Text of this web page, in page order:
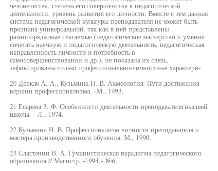
человечества, степень его совершенства в педагогической
деятельности, уровень развития его личности. Вместе с тем данная
система педагогической культуры преподавателя не может быть
признана универсальной, так как в ней представлены
разнопорядковые слагаемые (педагогическое мастерство и умение
сочетать научную и педагогическую деятельность, педагогическая
направленность личности и потребность в
самосовершенствовании и др.), не показана их связь,
зафиксированы только профессионально-личностные характери-
20 Деркач А. А., Кузьмина Н. В. Акмеология: Пути достижения
вершин профессионализма. -М., 1993.
21 Есарева 3. Ф. Особенности деятельности преподавателя высшей
школы. - Л., 1974.
22 Кузьмина Н. В. Профессионализм личности преподавателя и
мастера производственного обучения. М., 1990.
23 Сластенин В. А. Гуманистическая парадигма педагогического
образования // Магистр. -1994,- №6.